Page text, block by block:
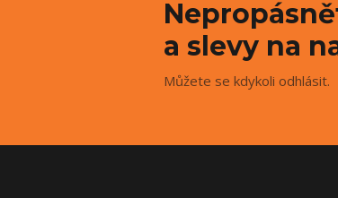
a slevy na
Můžete se kdykoli odhlásit.